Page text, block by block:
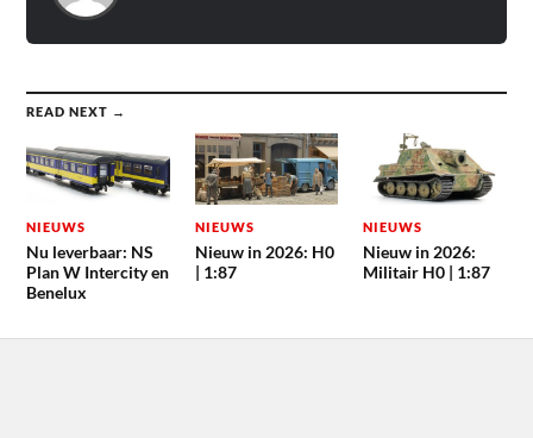
READ NEXT →
NIEUWS
Nu leverbaar: NS
Plan W Intercity en
Benelux
NIEUWS
Nieuw in 2026: H0
| 1:87
NIEUWS
Nieuw in 2026:
Militair H0 | 1:87